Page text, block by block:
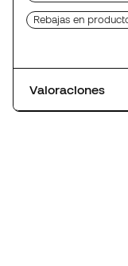
Rebajas en
Valoraciones